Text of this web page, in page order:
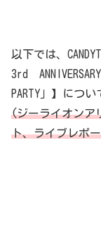
以下では、
3rd
PARTY」】につい
(ジーライオンア
ト、ライブレポ